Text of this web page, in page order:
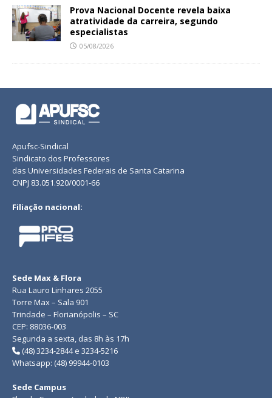
Prova Nacional Docente revela baixa
atratividade da carreira, segundo
especialistas
05/08/2026
Apufsc-Sindical
Sindicato dos Professores
das Universidades Federais de Santa Catarina
CNPJ 83.051.920/0001-66
Filiação nacional:
Sede Max & Flora
Rua Lauro Linhares 2055
Torre Max – Sala 901
Trindade – Florianópolis – SC
CEP: 88036-003
Segunda a sexta, das 8h às 17h
(48) 3234-2844 e 3234-5216
Whatsapp: (48) 99944-0103
Sede Campus